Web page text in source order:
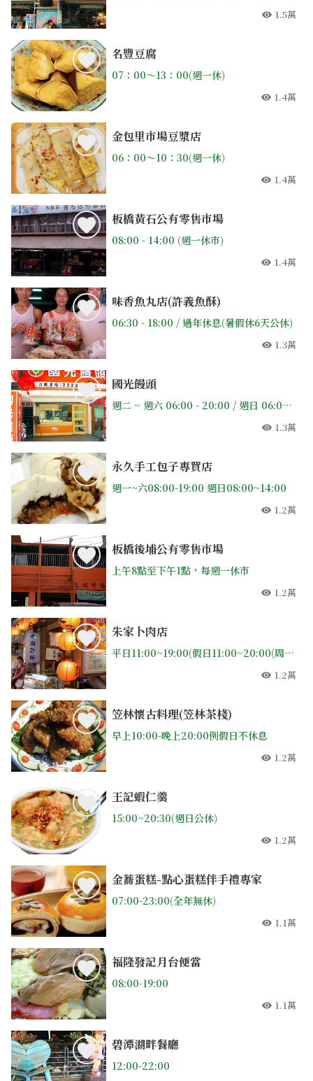
人氣
1.5萬
名豐豆腐
07：00〜13：00(週一休)
人氣
1.4萬
金包里市場豆漿店
06：00〜10：30(週一休)
人氣
1.4萬
板橋黃石公有零售市場
08:00 - 14:00 (週一休市)
人氣
1.4萬
味香魚丸店(許義魚酥)
06:30 - 18:00 / 過年休息(暑假休6天公休)
人氣
1.3萬
國光饅頭
週二 ~ 週六 06:00 - 20:00 / 週日 06:00 - 18:00 / 週一公休
人氣
1.3萬
永久手工包子專買店
週一~六08:00-19:00 週日08:00~14:00
人氣
1.2萬
板橋後埔公有零售市場
上午8點至下午1點，每週一休市
人氣
1.2萬
朱家卜肉店
平日11:00~19:00(假日11:00~20:00(周三公休)
人氣
1.2萬
笠林懷古料理(笠林茶棧)
早上10:00-晚上20:00例假日不休息
人氣
1.2萬
王記蝦仁羹
15:00~20:30(週日公休)
人氣
1.2萬
金蕎蛋糕-點心蛋糕伴手禮專家
07:00-23:00(全年無休)
人氣
1.1萬
福隆發記月台便當
08:00-19:00
人氣
1.1萬
碧潭湖畔餐廳
12:00-22:00